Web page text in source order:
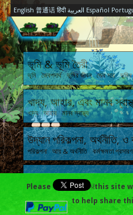
English 普通话 हिंदी العربية Español
ভূমি & ভূমি তৈরী
ভূমি জৈবপদার্থ ভূমির জীবন জৈব সার ভূমির
খাদ্য, আহার, এবং মানব
খাদ্য আহার মানব স্বাস্থ্য
উদ্যান পরিকল্পনা, অর্থনীতি,
পরিকল্পনা আয় & অর্থনীতি কর্মক্ষমতা
মানুষের প্রভাব এবং
অতীত বর্তমান জলবায়ু পরিবর্তন সঠিক
Please ￼this site
to help share